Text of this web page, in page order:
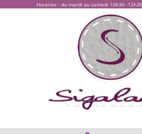
Horaires : du mardi au samedi 10h30 -